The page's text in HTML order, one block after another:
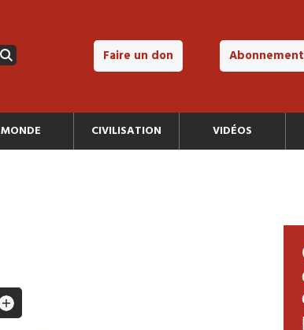
Faire un don Abonnement
MONDE CIVILISATION VIDÉOS